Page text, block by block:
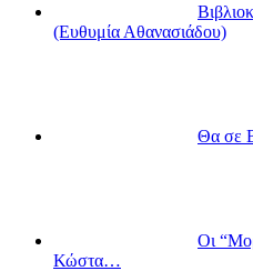
(Ευθυμία Αθανασιάδου)
Θα σε
Οι
Κώστα…